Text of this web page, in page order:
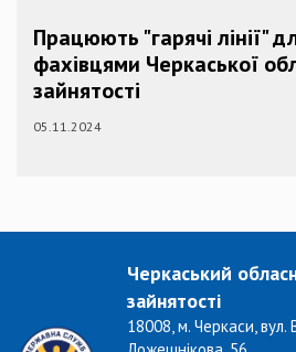
Працюють "гарячі лінії"
фахівцями Черкаської
зайнятості
05.11.2024
Черкаський
зайнятості
18008, м. Черкаси,